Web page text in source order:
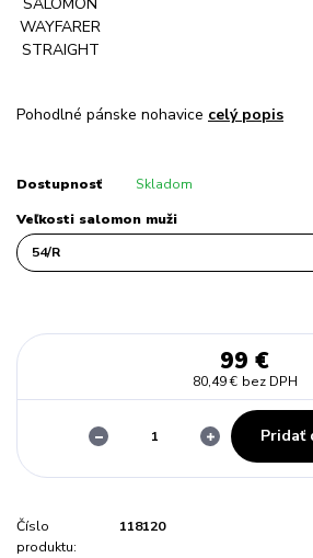
Pohodlné pánske nohavice celý popis
Dostupnosť Skladom
Veľkosti salomon muži
99 €
80,49 € bez DPH
Pridať
Číslo
produktu:
118120